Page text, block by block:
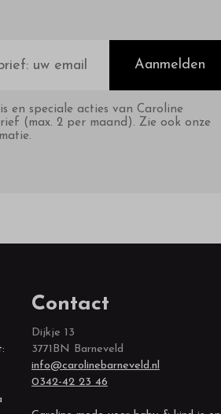
Aanmelden
en speciale acties van Caroline
(max. 2 per maand). Zie ook onze
Contact
Dijkje 13
3771BN Barneveld
info@carolinebarneveld.nl
0342-42 23 46